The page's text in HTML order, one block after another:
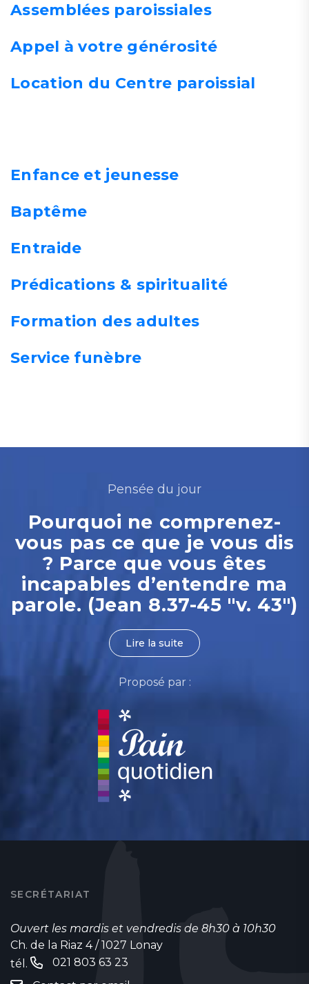
Assemblées paroissiales
Appel à votre générosité
Location du Centre paroissial
Enfance et jeunesse
Baptême
Entraide
Prédications & spiritualité
Formation des adultes
Service funèbre
Pensée du jour
Pourquoi ne comprenez-
vous pas ce que je vous dis
? Parce que vous êtes
incapables d’entendre ma
parole. (Jean 8.37-45 "v. 43")
Lire la suite
Proposé par :
SECRÉTARIAT
Ouvert les mardis et vendredis de 8h30 à 10h30
Ch. de la Riaz 4 / 1027 Lonay
tél.
021 803 63 23